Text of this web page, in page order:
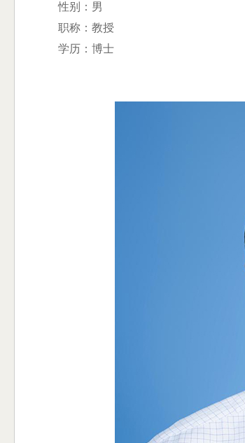
性别：男
职称：教授
学历：博士